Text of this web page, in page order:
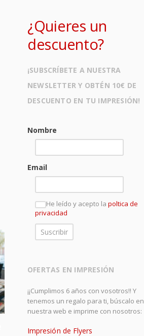
¿Quieres un
descuento?
¡SUBSCRÍBETE A NUESTRA
NEWSLETTER Y OBTÉN 10€ DE
DESCUENTO EN TU IMPRESIÓN!
Nombre
Email
He leído y acepto la poltica de
privacidad
OFERTAS EN IMPRESIÓN
¡¡Cumplimos 6 años con vosotros!! Y
tenemos un regalo para ti, búscalo en
nuestra web e imprime con nosotros:
Impresión de Flyers